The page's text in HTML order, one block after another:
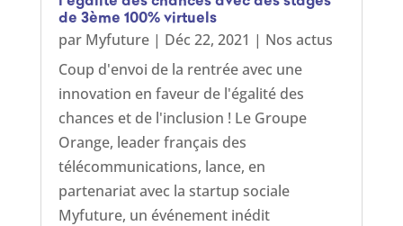
de 3ème 100% virtuels
par Myfuture| Déc 22, 2021 | Nos actus
Coup d'envoi de la rentrée avec une
innovation en faveur de l'égalité des
chances et de l'inclusion ! Le Groupe
Orange, leader français des
télécommunications, lance, en
partenariat avec la startup sociale
Myfuture, un événement inédit